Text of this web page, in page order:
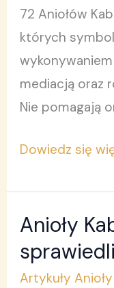
72 Aniołów
których
mediacją oraz
Nie pomagają
Dowiedz się
Anioły
Artykuły Anioły
Anioły
Kabały
a